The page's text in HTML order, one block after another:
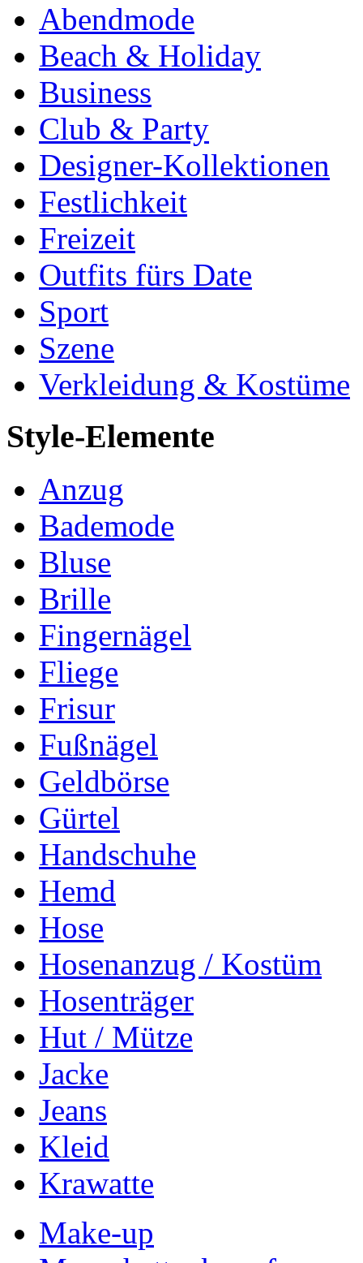
Abendmode
Beach & Holiday
Business
Club & Party
Designer-Kollektionen
Festlichkeit
Freizeit
Outfits fürs Date
Sport
Szene
Verkleidung & Kostüme
Style-Elemente
Anzug
Bademode
Bluse
Brille
Fingernägel
Fliege
Frisur
Fußnägel
Geldbörse
Gürtel
Handschuhe
Hemd
Hose
Hosenanzug / Kostüm
Hosenträger
Hut / Mütze
Jacke
Jeans
Kleid
Krawatte
Make-up